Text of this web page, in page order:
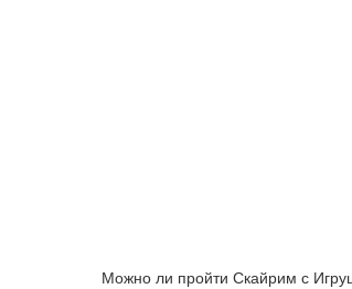
Можно ли пройти Скайрим с